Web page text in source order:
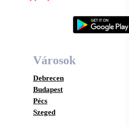
Városok
Debrecen
Budapest
Pécs
Szeged